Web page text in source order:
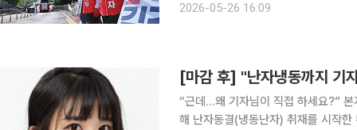
2026-05-26 16:09
[마감 후] "난자냉동까지 기
“근데…왜 기자님이 직접 하세요?” 본지가 지난주에 보도한 ‘붙잡은 미래, 냉동난자’ 기획보도를 위
해 난자동결(냉동난자) 취재를 시작